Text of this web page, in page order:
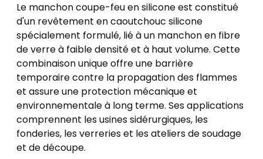
Le manchon coupe-feu en silicone est constitué
d'un revêtement en caoutchouc silicone
spécialement formulé, lié à un manchon en fibre
de verre à faible densité et à haut volume. Cette
combinaison unique offre une barrière
temporaire contre la propagation des flammes
et assure une protection mécanique et
environnementale à long terme. Ses applications
comprennent les usines sidérurgiques, les
fonderies, les verreries et les ateliers de soudage
et de découpe.